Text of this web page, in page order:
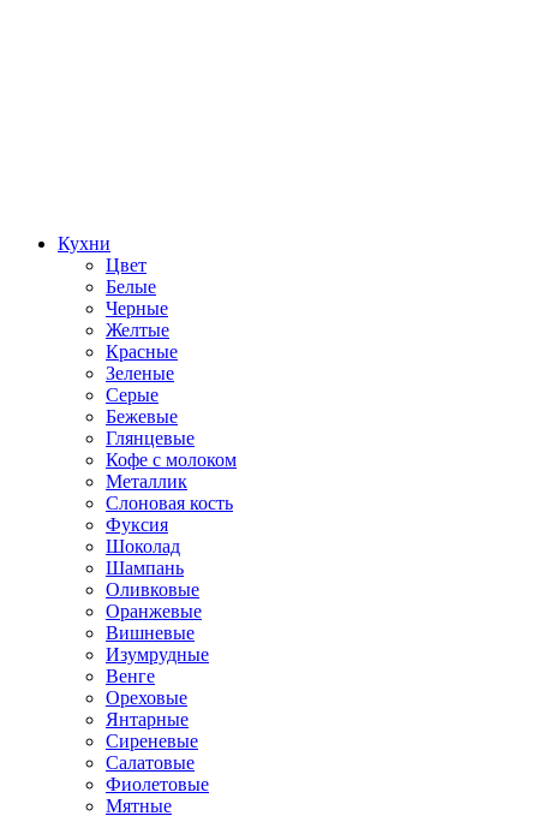
Кухни
Цвет
Белые
Черные
Желтые
Красные
Зеленые
Серые
Бежевые
Глянцевые
Кофе с молоком
Металлик
Слоновая кость
Фуксия
Шоколад
Шампань
Оливковые
Оранжевые
Вишневые
Изумрудные
Венге
Ореховые
Янтарные
Сиреневые
Салатовые
Фиолетовые
Мятные